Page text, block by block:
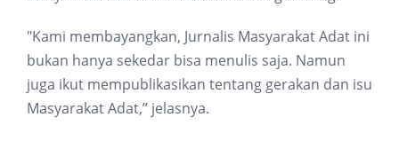
"Kami membayangkan, Jurnalis Masyarakat Adat ini
bukan hanya sekedar bisa menulis saja. Namun
juga ikut mempublikasikan tentang gerakan dan isu
Masyarakat Adat,” jelasnya.